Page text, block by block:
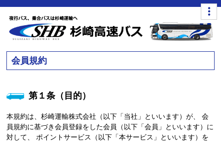
会員規約
第１条（目的）
本規約は、杉崎運輸株式会社（以下「当社」といいます）が、 会
員規約に基づき会員登録をした会員（以下「会員」といいます）に
対して、 ポイントサービス（以下「本サービス」といいます）を